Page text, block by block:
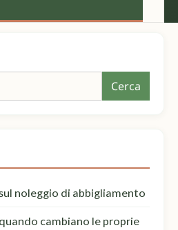
Cerca
noleggio di abbigliamento
cambiano le proprie